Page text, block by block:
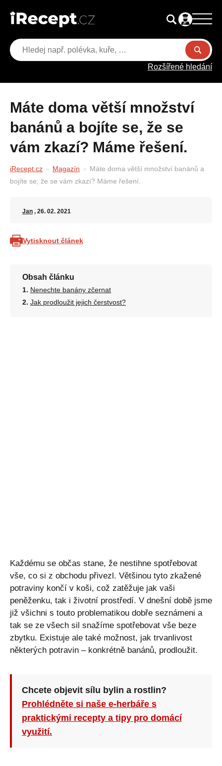
Rozšířené hledání
Máte doma větší množství
banánů a bojíte se, že se
vám zkazí? Máme řešení.
iRecept.cz Magazín
Máte doma větší množství banánů a
bojíte se, že se vám zkazí? Máme řešení.
Jan , 26. 02. 2021
Vytisknout článek
Obsah článku
Nenechte banány zčernat
Jak prodloužit jejich čerstvost?
Každému se občas stane, že nestihne spotřebovat
vše, co si z obchodu přivezl. Většinou tyto zkažené
potraviny končí v koši, což zatěžuje jak vaši
peněženku, tak i životní prostředí. V dnešní době jsme
již všichni s touto problematikou dobře seznámeni a
tak se ze všech sil snažíme spotřebovat vše beze
zbytku. Existuje ale také možnost, jak trvanlivost
některých potravin – konkrétně banánů, prodloužit.
Chcete objevit sílu bylin a rostlin?
Prohlédněte si naše e-herbáře s
praktickými recepty a tipy pro domácí
využití.